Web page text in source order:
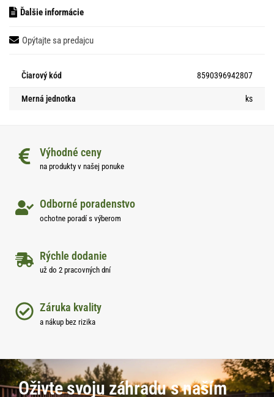
Ďalšie informácie
Opýtajte sa predajcu
Čiarový kód 8590396942807
Merná jednotka ks
Výhodné ceny
na produkty v našej ponuke
Odborné poradenstvo
ochotne poradí s výberom
Rýchle dodanie
už do 2 pracovných dní
Záruka kvality
a nákup bez rizika
Oživte svoju záhradu s naším